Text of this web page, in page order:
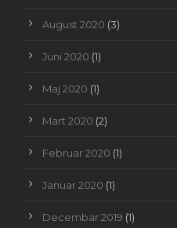
August 2020 (3)
Juni 2020 (1)
Maj 2020 (1)
Mart 2020 (2)
Februar 2020 (1)
Januar 2020 (1)
Decembar 2019 (1)